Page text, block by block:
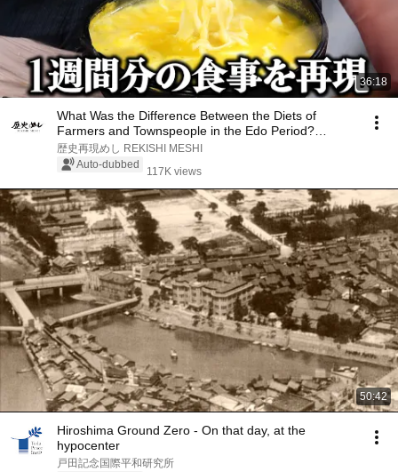
36:18
What Was the Difference Between the Diets of
Farmers and Townspeople in the Edo Period?
Recreatin...
歴史再現めし REKISHI MESHI
Auto-dubbed
117K views
50:42
Hiroshima Ground Zero - On that day, at the
hypocenter
戸田記念国際平和研究所